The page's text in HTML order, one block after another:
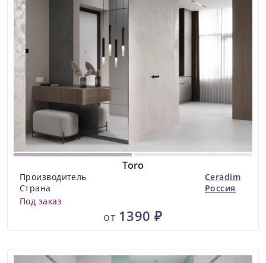
Toro
Производитель
Ceradim
Страна
Россия
Под заказ
от 1390 ₽